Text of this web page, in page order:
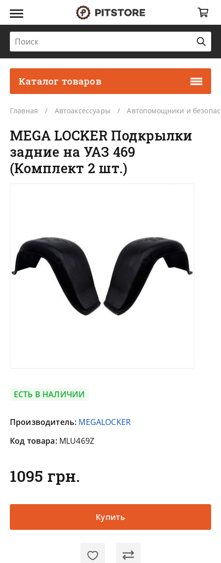
Каталог товаров
Главная Автоаксессуары Автопомощники и
MEGA LOCKER Подкрылки
задние на УАЗ 469
(Комплект 2 шт.)
ЕСТЬ В НАЛИЧИИ
Производитель: MEGALOCKER
Код товара: MLU469Z
1095 грн.
Купить